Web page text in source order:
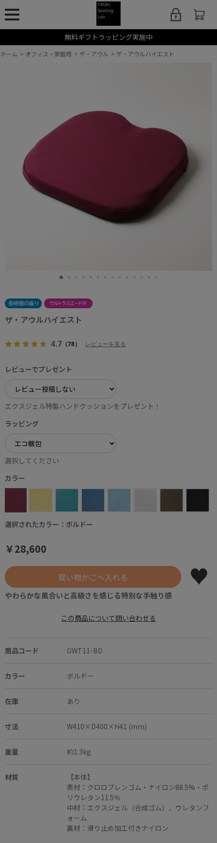
無料ギフトラッピング実施中
ホーム > オフィス・家庭用 > ザ・アウル > ザ・アウルハイエスト
ザ・アウルハイエスト
4.7 （78） レビューを見る
やわらかな風合いと高級さを感じる特別な手触り感
￥28,600
商品コード OWT11-BD
カラー ボルドー
在庫 あり
寸法 W410×D400×H41 (mm)
重量 約1.3kg
材質
【本体】
表材：クロロブレンゴム・ナイロン88.5%・ポ
リウレタン11.5％
中材：エクスジェル（合成ゴム）、ウレタンフ
ォーム
裏材：滑り止め加工付きナイロン
レビューでプレゼント
エクスジェル特製ハンドクッションをプレゼント！
ラッピング
選択してください
カラー
選択されたカラー：ボルドー
この商品について問い合わせる